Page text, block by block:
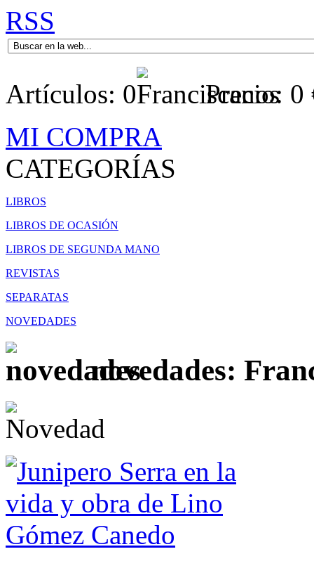
RSS
Artículos: 0 Precio: 0
MI COMPRA
CATEGORÍAS
LIBROS
LIBROS DE OCASIÓN
LIBROS DE SEGUNDA MANO
REVISTAS
SEPARATAS
NOVEDADES
novedades: